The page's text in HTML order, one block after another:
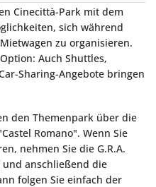
Cinecittà-Park mit dem
sich während
zu organisieren.
Auch Shuttles,
Sharing-Angebote bringen
den Themenpark über die
Romano". Wenn Sie
nehmen Sie die G.R.A.
und anschließend die
folgen Sie einfach der